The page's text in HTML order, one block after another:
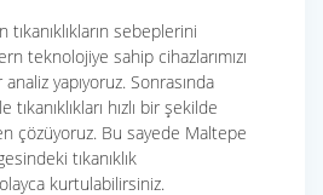
sebeplerini
teknolojiye sahip cihazlarımızı
yapıyoruz. Sonrasında
hızlı bir şekilde
çözüyoruz. Bu sayede Maltepe
tıkanıklık
kurtulabilirsiniz.